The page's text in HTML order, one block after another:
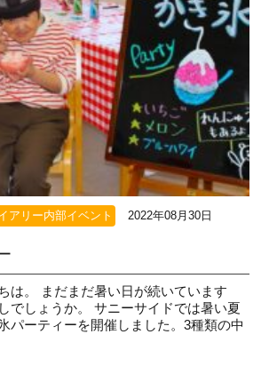
アリー内部イベント 2022年08月30日
は。 まだまだ暑い日が続いています
でしょうか。 サニーサイドでは暑い夏
パーティーを開催しました。3種類の中